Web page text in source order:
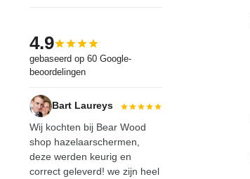
4.9
gebaseerd op 60 Google-
beoordelingen
Bart Laureys
Wij kochten bij Bear Wood
shop hazelaarschermen,
deze werden keurig en
correct geleverd! we zijn heel